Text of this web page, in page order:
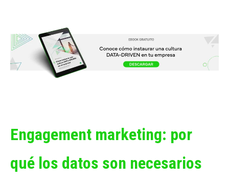
Engagement marketing: por
qué los datos son necesarios